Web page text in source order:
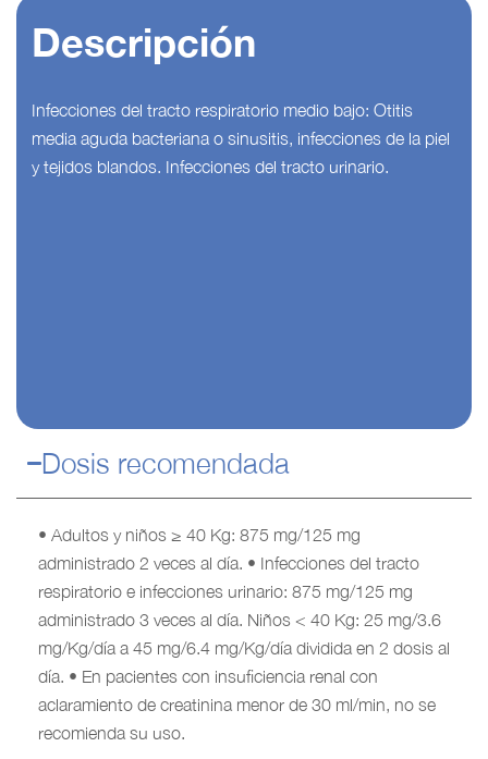
Descripción
Infecciones del tracto respiratorio medio bajo: Otitis
media aguda bacteriana o sinusitis, infecciones de la piel
y tejidos blandos. Infecciones del tracto urinario.
Dosis recomendada
• Adultos y niños ≥ 40 Kg: 875 mg/125 mg
administrado 2 veces al día. • Infecciones del tracto
respiratorio e infecciones urinario: 875 mg/125 mg
administrado 3 veces al día. Niños < 40 Kg: 25 mg/3.6
mg/Kg/día a 45 mg/6.4 mg/Kg/día dividida en 2 dosis al
día. • En pacientes con insuficiencia renal con
aclaramiento de creatinina menor de 30 ml/min, no se
recomienda su uso.